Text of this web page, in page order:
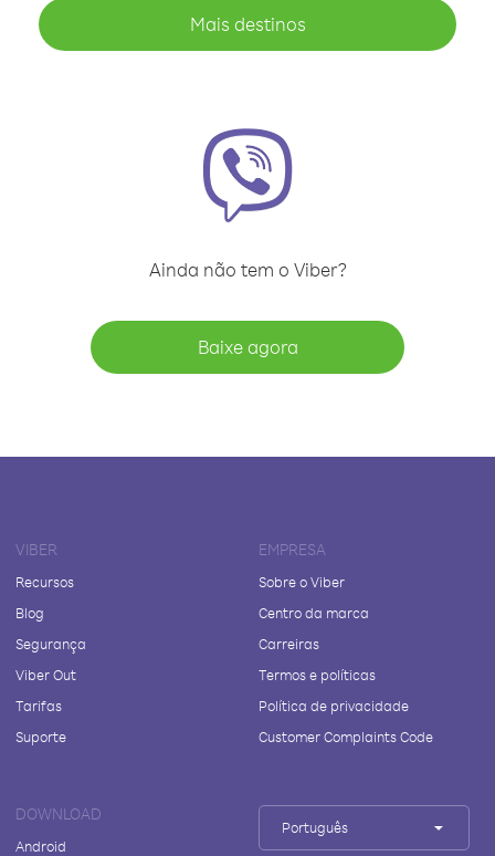
Mais destinos
Ainda não tem o Viber?
Baixe agora
VIBER
Recursos
Blog
Segurança
Viber Out
Tarifas
Suporte
EMPRESA
Sobre o Viber
Centro da marca
Carreiras
Termos e políticas
Política de privacidade
Customer Complaints Code
DOWNLOAD
Android
Português